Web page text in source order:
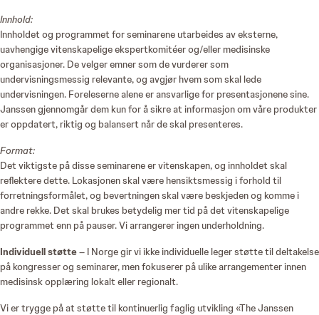
Innhold:
Innholdet og programmet for seminarene utarbeides av eksterne,
uavhengige vitenskapelige ekspertkomitéer og/eller medisinske
organisasjoner. De velger emner som de vurderer som
undervisningsmessig relevante, og avgjør hvem som skal lede
undervisningen. Foreleserne alene er ansvarlige for presentasjonene sine.
Janssen gjennomgår dem kun for å sikre at informasjon om våre produkter
er oppdatert, riktig og balansert når de skal presenteres.
Format:
Det viktigste på disse seminarene er vitenskapen, og innholdet skal
reflektere dette. Lokasjonen skal være hensiktsmessig i forhold til
forretningsformålet, og bevertningen skal være beskjeden og komme i
andre rekke. Det skal brukes betydelig mer tid på det vitenskapelige
programmet enn på pauser. Vi arrangerer ingen underholdning.
Individuell støtte– I Norge gir vi ikke individuelle leger støtte til deltakelse
på kongresser og seminarer, men fokuserer på ulike arrangementer innen
medisinsk opplæring lokalt eller regionalt.
Vi er trygge på at støtte til kontinuerlig faglig utvikling «The Janssen